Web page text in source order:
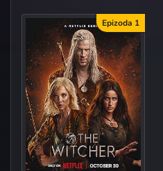
Epizoda 1
The End's Be